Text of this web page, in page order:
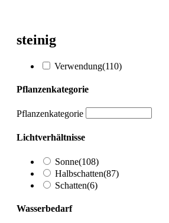
steinig
Verwendung(110)
Pflanzenkategorie
Pflanzenkategorie
Lichtverhältnisse
Sonne(108)
Halbschatten(87)
Schatten(6)
Wasserbedarf